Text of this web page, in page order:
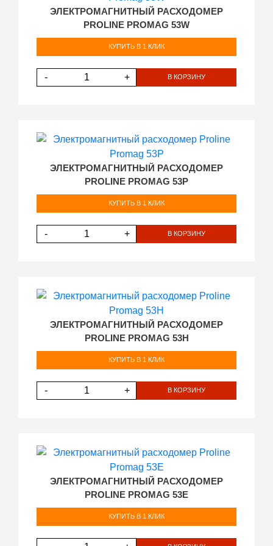
ЭЛЕКТРОМАГНИТНЫЙ РАСХОДОМЕР
PROLINE PROMAG 53W
КУПИТЬ В 1 КЛИК
- + В КОРЗИНУ
ЭЛЕКТРОМАГНИТНЫЙ РАСХОДОМЕР
PROLINE PROMAG 53P
КУПИТЬ В 1 КЛИК
- + В КОРЗИНУ
ЭЛЕКТРОМАГНИТНЫЙ РАСХОДОМЕР
PROLINE PROMAG 53H
КУПИТЬ В 1 КЛИК
- + В КОРЗИНУ
ЭЛЕКТРОМАГНИТНЫЙ РАСХОДОМЕР
PROLINE PROMAG 53E
КУПИТЬ В 1 КЛИК